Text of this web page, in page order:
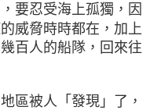
要忍受海上孤獨，因
威脅時時都在，加上
百人的船隊，回來往
區被人「發現」了，